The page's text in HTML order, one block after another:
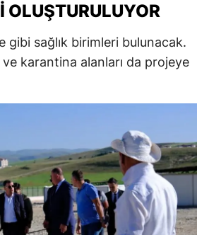
OLUŞTURULUYOR
gibi sağlık birimleri bulunacak.
ve karantina alanları da projeye